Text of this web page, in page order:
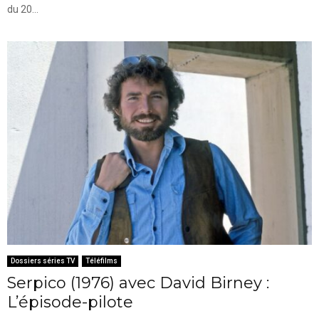
du 20...
Dossiers séries TV Téléfilms
Serpico (1976) avec David Birney :
L’épisode-pilote